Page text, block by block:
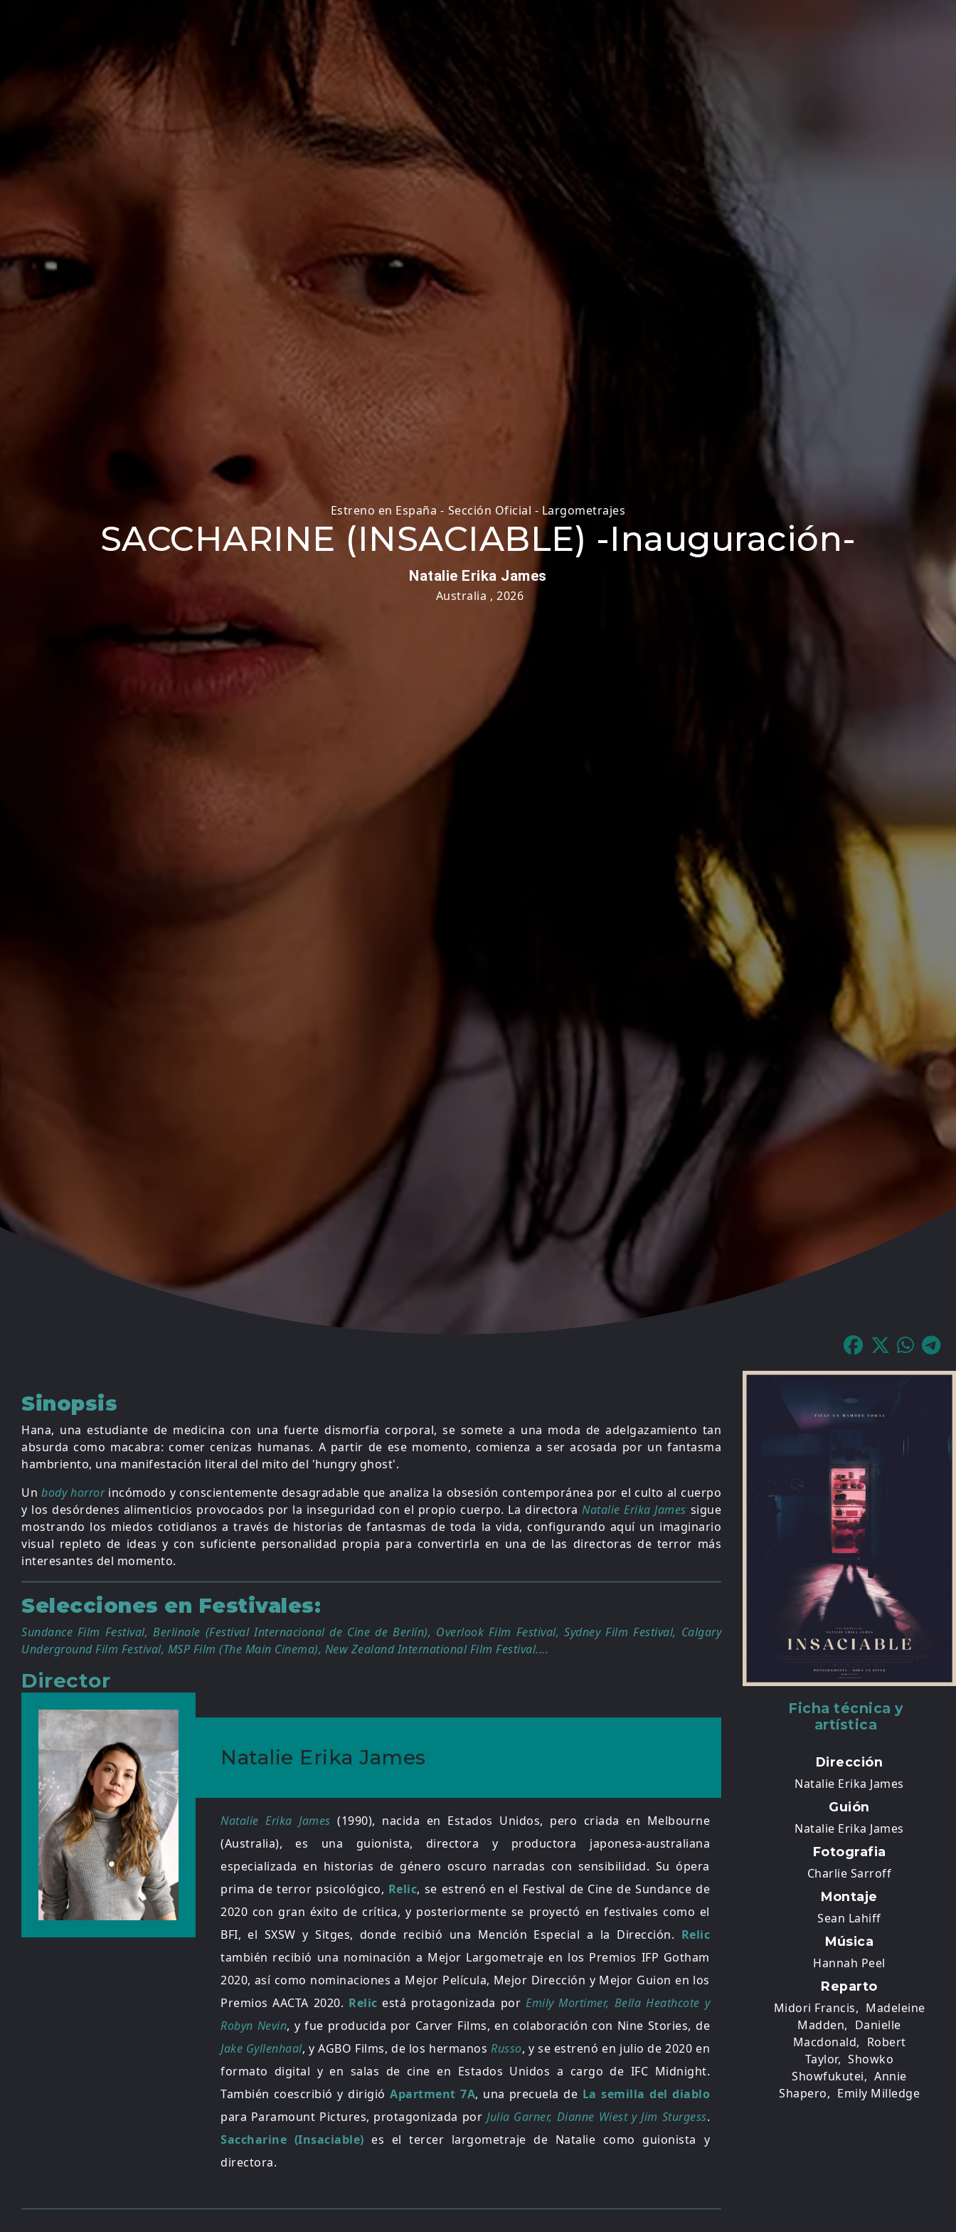
Estreno en España - Sección Oficial - Largometrajes
SACCHARINE (INSACIABLE) -Inauguración-
Natalie Erika James
Australia ,2026
Sinopsis
Hana, una estudiante de medicina con una fuerte dismorfia corporal, se somete a una moda de adelgazamiento tan
absurda como macabra: comer cenizas humanas. A partir de ese momento, comienza a ser acosada por un fantasma
hambriento, una manifestación literal del mito del 'hungry ghost'.
Unbody horrorincómodo y conscientemente desagradable que analiza la obsesión contemporánea por el culto al cuerpo
y los desórdenes alimenticios provocados por la inseguridad con el propio cuerpo. La directoraNatalie Erika James sigue
mostrando los miedos cotidianos a través de historias de fantasmas de toda la vida, configurando aquí un imaginario
visual repleto de ideas y con suficiente personalidad propia para convertirla en una de las directoras de terror más
interesantes del momento.
Selecciones en Festivales:
Sundance Film Festival, Berlinale (Festival Internacional de Cine de Berlín), Overlook Film Festival, Sydney Film Festival, Calgary
Underground Film Festival, MSP Film (The Main Cinema), New Zealand International Film Festival....
Director
Natalie Erika James
Natalie Erika James (1990), nacida en Estados Unidos, pero criada en Melbourne
(Australia), es una guionista, directora y productora japonesa-australiana
especializada en historias de género oscuro narradas con sensibilidad. Su ópera
prima de terror psicológico, Relic, se estrenó en el Festival de Cine de Sundance de
2020 con gran éxito de crítica, y posteriormente se proyectó en festivales como el
BFI, el SXSW y Sitges, donde recibió una Mención Especial a la Dirección. Relic
también recibió una nominación a Mejor Largometraje en los Premios IFP Gotham
2020, así como nominaciones a Mejor Película, Mejor Dirección y Mejor Guion en los
Premios AACTA 2020. Relic está protagonizada porEmily Mortimer, Bella Heathcote y
Robyn Nevin, y fue producida por Carver Films, en colaboración con Nine Stories, de
Jake Gyllenhaal, y AGBO Films, de los hermanos Russo, y se estrenó en julio de 2020 en
formato digital y en salas de cine en Estados Unidos a cargo de IFC Midnight.
También coescribió y dirigióApartment 7A, una precuela de La semilla del diablo
para Paramount Pictures, protagonizada porJulia Garner, Dianne Wiest y Jim Sturgess.
Saccharine (Insaciable) es el tercer largometraje de Natalie como guionista y
directora.
Ficha técnica y
artística
Dirección
Natalie Erika James
Guión
Natalie Erika James
Fotografia
Charlie Sarroff
Montaje
Sean Lahiff
Música
Hannah Peel
Reparto
Midori Francis, Madeleine
Madden, Danielle
Macdonald, Robert
Taylor, Showko
Showfukutei, Annie
Shapero, Emily Milledge